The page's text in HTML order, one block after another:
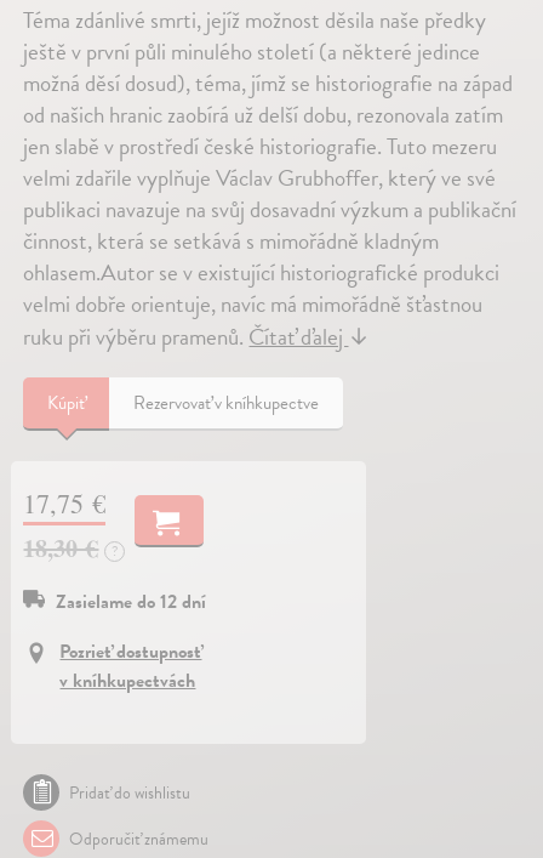
Téma zdánlivé smrti, jejíž možnost děsila naše předky
ještě v první půli minulého století (a některé jedince
možná děsí dosud), téma, jímž se historiografie na západ
od našich hranic zaobírá už delší dobu, rezonovala zatím
jen slabě v prostředí české historiografie. Tuto mezeru
velmi zdařile vyplňuje Václav Grubhoffer, který ve své
publikaci navazuje na svůj dosavadní výzkum a publikační
činnost, která se setkává s mimořádně kladným
ohlasem.Autor se v existující historiografické produkci
velmi dobře orientuje, navíc má mimořádně šťastnou
ruku při výběru pramenů. Čítať ďalej ↓
Kúpiť Rezervovať v kníhkupectve
17,75 €
18,30 €
?
Zasielame do 12 dní
Pozrieť dostupnosť
v kníhkupectvách
Pridať do wishlistu
Odporučiť známemu